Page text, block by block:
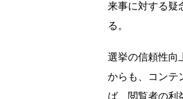
来事に対する疑
る。
選挙の信頼性向
からも、コンテ
ば、閲覧者の利